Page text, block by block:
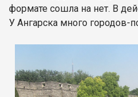
формате сошла на нет. В
У Ангарска много городов-